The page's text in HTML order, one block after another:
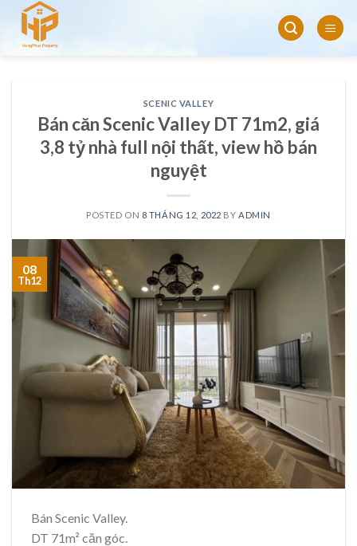
Skip
content
SCENIC VALLEY
Bán căn Scenic Valley DT 71m2, giá
3,8 tỷ nhà full nội thất, view hồ bán
nguyệt
POSTED ON 8 THÁNG 12, 2022 BY ADMIN
08
Th12
Bán Scenic Valley.
DT 71m² căn góc.